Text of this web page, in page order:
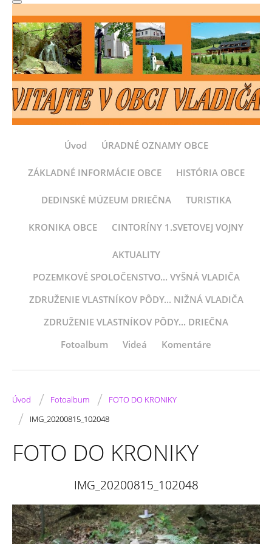
Úvod ÚRADNÉ OZNAMY OBCE
ZÁKLADNÉ INFORMÁCIE OBCE HISTÓRIA OBCE
DEDINSKÉ MÚZEUM DRIEČNA TURISTIKA
KRONIKA OBCE CINTORÍNY 1.SVETOVEJ VOJNY
AKTUALITY
POZEMKOVÉ SPOLOČENSTVO... VYŠNÁ VLADIČA
ZDRUŽENIE VLASTNÍKOV PÔDY... NIŽNÁ VLADIČA
ZDRUŽENIE VLASTNÍKOV PÔDY... DRIEČNA
Fotoalbum
Videá Komentáre
Úvod / Fotoalbum / FOTO DO KRONIKY
/ IMG_20200815_102048
FOTO DO KRONIKY
IMG_20200815_102048